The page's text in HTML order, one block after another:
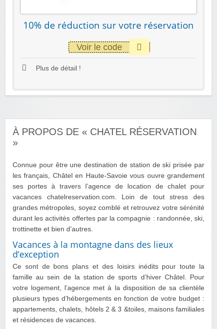
10% de réduction sur votre réservation
Voir le code
Plus de détail !
À PROPOS DE « CHATEL RÉSERVATION
»
Connue pour être une destination de station de ski prisée par
les français, Châtel en Haute-Savoie vous ouvre grandement
ses portes à travers l’agence de location de chalet pour
vacances chatelreservation.com. Loin de tout stress des
grandes métropoles, soyez comblé et retrouvez votre sérénité
durant les activités offertes par la compagnie : randonnée, ski,
trottinette et bien d’autres.
Vacances à la montagne dans des lieux
d’exception
Ce sont de bons plans et des loisirs inédits pour toute la
famille au sein de la station de sports d’hiver Châtel. Pour
votre logement, l’agence met à la disposition de sa clientèle
plusieurs types d’hébergements en fonction de votre budget :
appartements, chalets, hôtels 2 & 3 &toiles, maisons familiales
et résidences de vacances.